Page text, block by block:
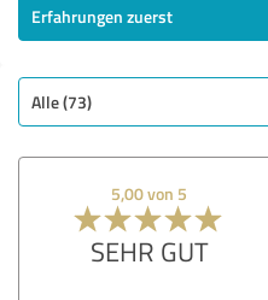
Erfahrungen zuerst
Alle (73)
5,00 von 5
SEHR GUT